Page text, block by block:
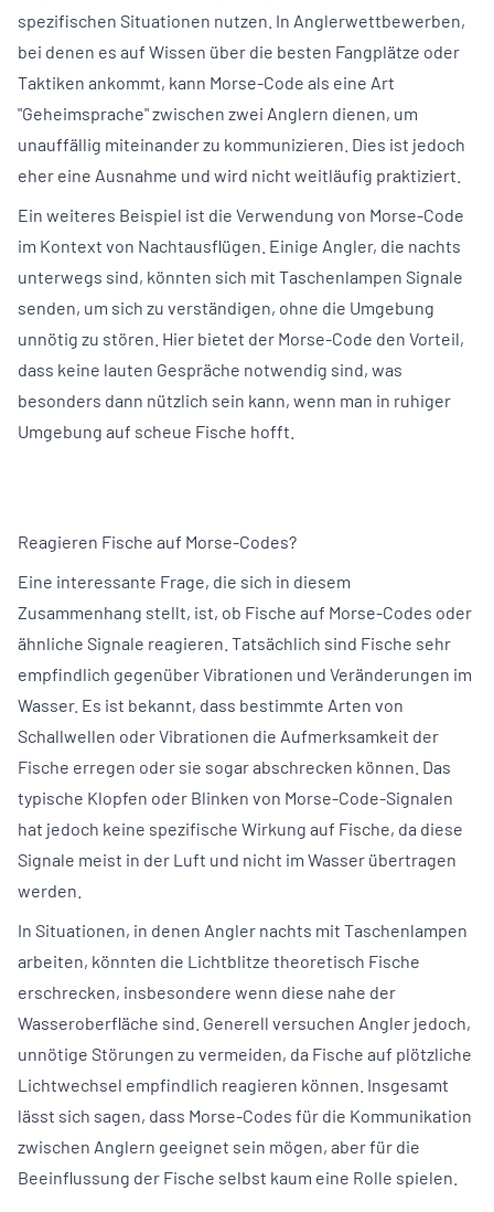
spezifischen Situationen nutzen. In Anglerwettbewerben,
bei denen es auf Wissen über die besten Fangplätze oder
Taktiken ankommt, kann Morse-Code als eine Art
"Geheimsprache" zwischen zwei Anglern dienen, um
unauffällig miteinander zu kommunizieren. Dies ist jedoch
eher eine Ausnahme und wird nicht weitläufig praktiziert.
Ein weiteres Beispiel ist die Verwendung von Morse-Code
im Kontext von Nachtausflügen. Einige Angler, die nachts
unterwegs sind, könnten sich mit Taschenlampen Signale
senden, um sich zu verständigen, ohne die Umgebung
unnötig zu stören. Hier bietet der Morse-Code den Vorteil,
dass keine lauten Gespräche notwendig sind, was
besonders dann nützlich sein kann, wenn man in ruhiger
Umgebung auf scheue Fische hofft.
Reagieren Fische auf Morse-Codes?
Eine interessante Frage, die sich in diesem
Zusammenhang stellt, ist, ob Fische auf Morse-Codes oder
ähnliche Signale reagieren. Tatsächlich sind Fische sehr
empfindlich gegenüber Vibrationen und Veränderungen im
Wasser. Es ist bekannt, dass bestimmte Arten von
Schallwellen oder Vibrationen die Aufmerksamkeit der
Fische erregen oder sie sogar abschrecken können. Das
typische Klopfen oder Blinken von Morse-Code-Signalen
hat jedoch keine spezifische Wirkung auf Fische, da diese
Signale meist in der Luft und nicht im Wasser übertragen
werden.
In Situationen, in denen Angler nachts mit Taschenlampen
arbeiten, könnten die Lichtblitze theoretisch Fische
erschrecken, insbesondere wenn diese nahe der
Wasseroberfläche sind. Generell versuchen Angler jedoch,
unnötige Störungen zu vermeiden, da Fische auf plötzliche
Lichtwechsel empfindlich reagieren können. Insgesamt
lässt sich sagen, dass Morse-Codes für die Kommunikation
zwischen Anglern geeignet sein mögen, aber für die
Beeinflussung der Fische selbst kaum eine Rolle spielen.